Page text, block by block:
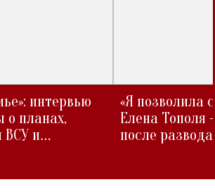
интервью
планах,
ВСУ и
«Я позволила
Елена Тополя
после развода